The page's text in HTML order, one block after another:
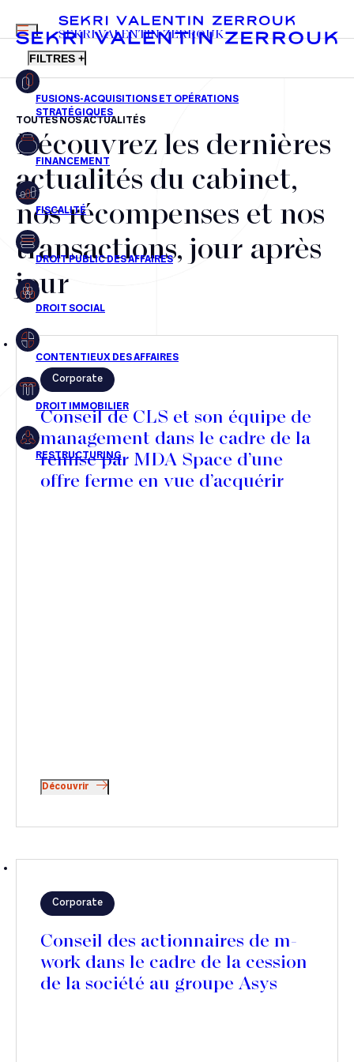
FR EN
MENU
SEKRI VALENTIN ZERROUK
FILTRES +
Fusions-acquisitions et opérations stratégiques
Financement
Fiscalité
Droit public des affaires
Droit social
Droit immobilier
Restructuring
Article
TOUTES NOS ACTUALITÉS
Découvrez les dernières
actualités du cabinet,
nos récompenses et nos
transactions, jour après
jour
Corporate
Conseil de CLS et son équipe de
management dans le cadre de la
remise par MDA Space d’une
offre ferme en vue d’acquérir
Découvrir
Corporate
Conseil des actionnaires de m-
work dans le cadre de la cession
de la société au groupe Asys